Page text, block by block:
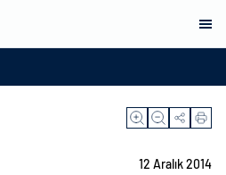
12 Aralık 2014